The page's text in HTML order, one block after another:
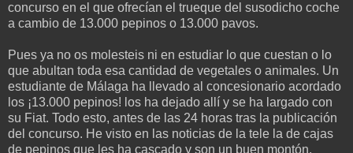
concurso en el que ofrecían el trueque del susodicho coche
a cambio de 13.000 pepinos o 13.000 pavos.
Pues ya no os molesteis ni en estudiar lo que cuestan o lo
que abultan toda esa cantidad de vegetales o animales. Un
estudiante de Málaga ha llevado al concesionario acordado
los ¡13.000 pepinos! los ha dejado allí y se ha largado con
su Fiat. Todo esto, antes de las 24 horas tras la publicación
del concurso. He visto en las noticias de la tele la de cajas
de pepinos que les ha cascado y son un buen montón.